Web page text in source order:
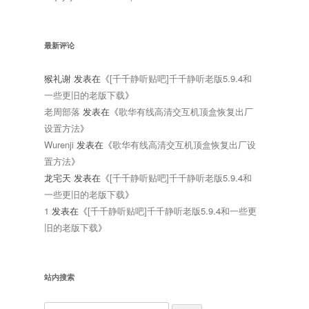
最新评论
猴礼谢发表在《[千千静听贴吧]千千静听老版5.9.4和
一些更旧的老版下载》
老周部落 发表在《歌华有线高清交互机顶盒恢复出厂
设置方法》
Wurenji 发表在《歌华有线高清交互机顶盒恢复出厂设
置方法》
龙宅天 发表在《[千千静听贴吧]千千静听老版5.9.4和
一些更旧的老版下载》
1 发表在《[千千静听贴吧]千千静听老版5.9.4和一些更
旧的老版下载》
站内搜索